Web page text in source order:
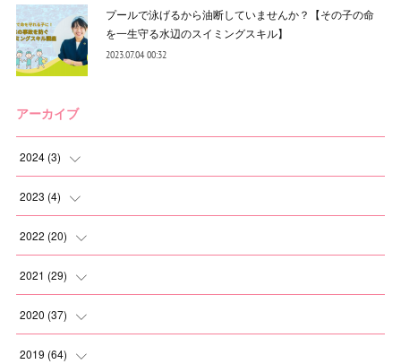
プールで泳げるから油断していませんか？【その子の命
を一生守る水辺のスイミングスキル】
2023.07.04 00:32
アーカイブ
2024 (3)
( )
(1
2023 (4)
(2
(1
(1
2022 (20)
(1
(1
(3
2021 (29)
(6
(2
2020 (37)
(2
2019 (64)